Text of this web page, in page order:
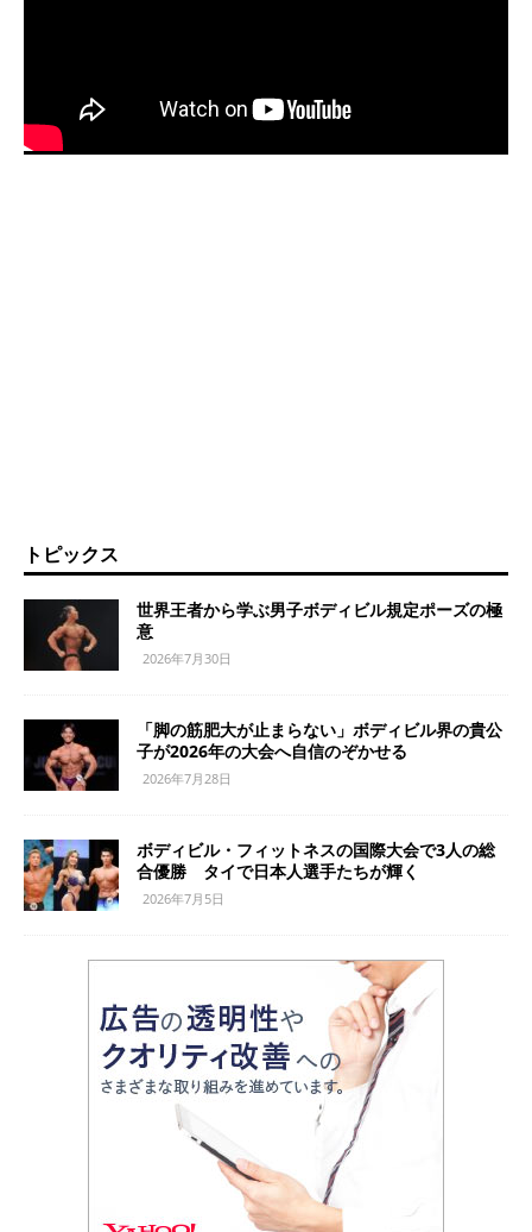
トピックス
世界王者から学ぶ男子ボディビル規定ポーズの極
意
2026年7月30日
「脚の筋肥大が止まらない」ボディビル界の貴公
子が2026年の大会へ自信のぞかせる
2026年7月28日
ボディビル・フィットネスの国際大会で3人の総
合優勝 タイで日本人選手たちが輝く
2026年7月5日